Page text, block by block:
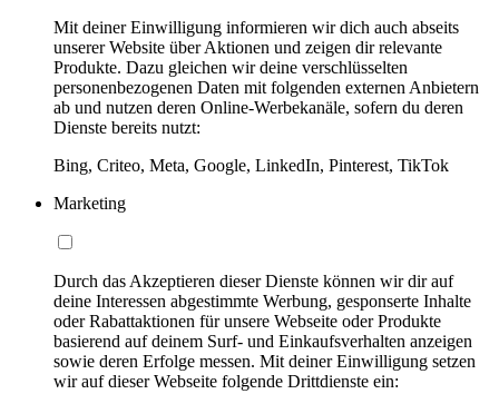
Mit deiner Einwilligung informieren wir dich auch abseits
unserer Website über Aktionen und zeigen dir relevante
Produkte. Dazu gleichen wir deine verschlüsselten
personenbezogenen Daten mit folgenden externen Anbietern
ab und nutzen deren Online-Werbekanäle, sofern du deren
Dienste bereits nutzt:
Bing, Criteo, Meta, Google, LinkedIn, Pinterest, TikTok
Marketing
Durch das Akzeptieren dieser Dienste können wir dir auf
deine Interessen abgestimmte Werbung, gesponserte Inhalte
oder Rabattaktionen für unsere Webseite oder Produkte
basierend auf deinem Surf- und Einkaufsverhalten anzeigen
sowie deren Erfolge messen. Mit deiner Einwilligung setzen
wir auf dieser Webseite folgende Drittdienste ein: